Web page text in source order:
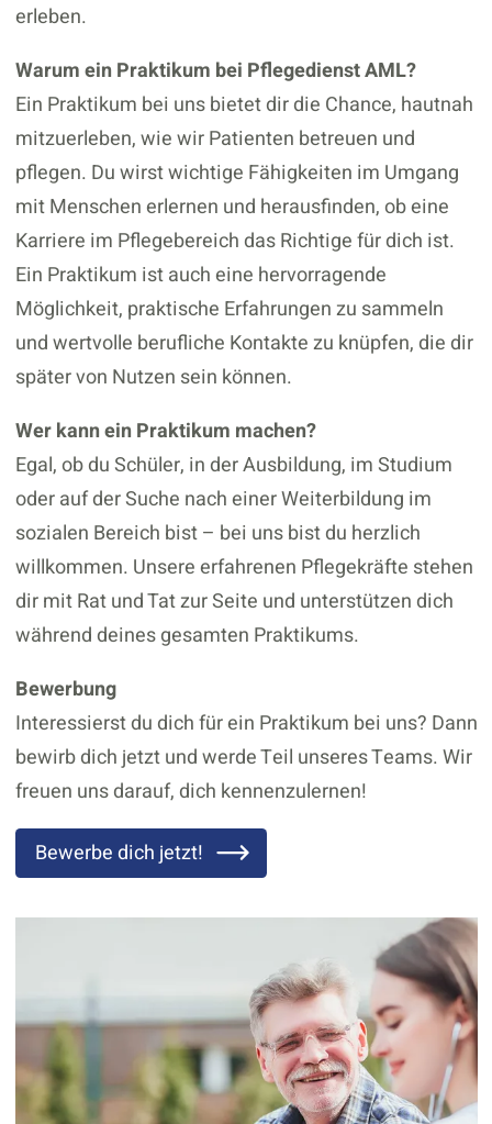
erleben.
Warum ein Praktikum bei Pflegedienst AML?
Ein Praktikum bei uns bietet dir die Chance, hautnah
mitzuerleben, wie wir Patienten betreuen und
pflegen. Du wirst wichtige Fähigkeiten im Umgang
mit Menschen erlernen und herausfinden, ob eine
Karriere im Pflegebereich das Richtige für dich ist.
Ein Praktikum ist auch eine hervorragende
Möglichkeit, praktische Erfahrungen zu sammeln
und wertvolle berufliche Kontakte zu knüpfen, die dir
später von Nutzen sein können.
Wer kann ein Praktikum machen?
Egal, ob du Schüler, in der Ausbildung, im Studium
oder auf der Suche nach einer Weiterbildung im
sozialen Bereich bist – bei uns bist du herzlich
willkommen. Unsere erfahrenen Pflegekräfte stehen
dir mit Rat und Tat zur Seite und unterstützen dich
während deines gesamten Praktikums.
Bewerbung
Interessierst du dich für ein Praktikum bei uns? Dann
bewirb dich jetzt und werde Teil unseres Teams. Wir
freuen uns darauf, dich kennenzulernen!
Bewerbe dich jetzt!